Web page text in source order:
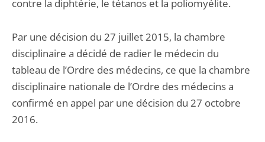
contre la diphtérie, le tétanos et la poliomyélite.
Par une décision du 27 juillet 2015, la chambre
disciplinaire a décidé de radier le médecin du
tableau de l’Ordre des médecins, ce que la chambre
disciplinaire nationale de l’Ordre des médecins a
confirmé en appel par une décision du 27 octobre
2016.